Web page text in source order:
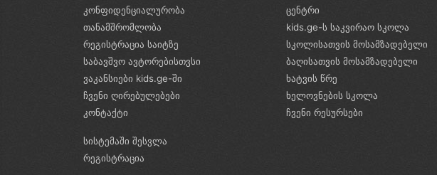
კონფიდენციალურობა
თანამშრომლობა
რეგისტრაცია საიტზე
საბავშვო ავტორებისთვსი
ვაკანსიები kids.ge-ში
ჩვენი ღირებულებები
კონტაქტი
სისტემაში შესვლა
რეგისტრაცია
ცენტრი
kids.ge-ს საკვირაო სკოლა
სკოლისათვის მოსამზადებელი
ბაღისათვის მოსამზადებელი
ხატვის წრე
ხელოვნების სკოლა
ჩვენი რესურსები